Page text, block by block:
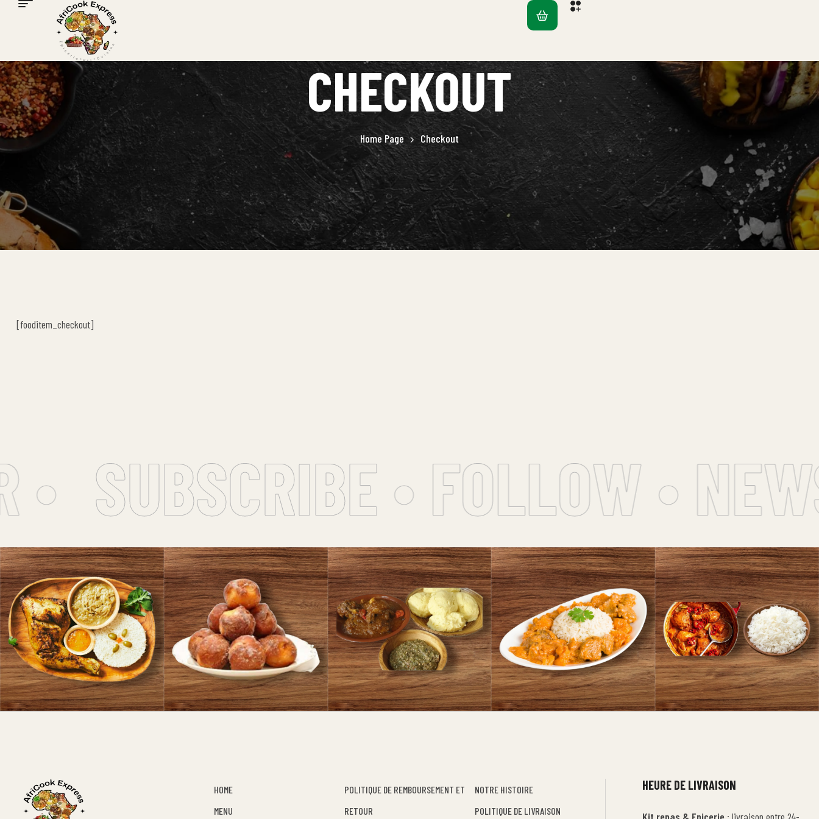
CHECKOUT
Home Page Checkout
[fooditem_checkout]
SUBSCRIBE • FOLLOW •
HOME
MENU
POLITIQUE DE REMBOURSEMENT ET
RETOUR
NOTRE HISTOIRE
POLITIQUE DE LIVRAISON
HEURE DE LIVRAISON